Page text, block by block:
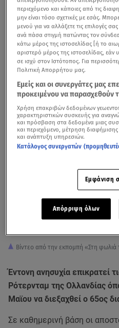
Βίντεο από την εκπομπή «Στη
Έντονη ανησυχία επικρατεί
Ρότερνταμ της Ολλανδίας
Μαϊου να διεξαχθεί ο 65ος
Σε καθημερινή βάση οι
περιεχόμενο και κάποιες από τις
μην είναι τόσο σχετικές με εσάς.
μενού για να αλλάξετε τις επιλογές
ανά πάσα στιγμή πατώντας τον
κάτω μέρος της ιστοσελίδας [ή το
αριστερό μέρος της ιστοσελίδας, εάν
σε ισχύ στον Ιστότοπος. Για
Πολιτική Απορρήτου μας.
Εμείς και οι συνεργάτες μας
προκειμένου να παρασχεθούν
Χρήση επακριβών δεδομένων
χαρακτηριστικών συσκευής για
και πρόσβαση στα δεδομένα μιας
και περιεχόμενο, μέτρηση
και ανάπτυξη υπηρεσιών.
Κατάλογος συνεργατών
Εμφάνιση
Απόρριψη όλων